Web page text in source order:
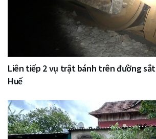
Liên tiếp 2 vụ trật bánh trên đường
Huế